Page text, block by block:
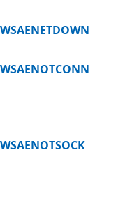
WSAENETDOWN
WSAENOTCONN
WSAENOTSOCK